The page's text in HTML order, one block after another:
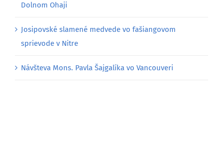
Dolnom Ohaji
Josipovské slamené medvede vo fašiangovom
sprievode v Nitre
Návšteva Mons. Pavla Šajgalíka vo Vancouveri